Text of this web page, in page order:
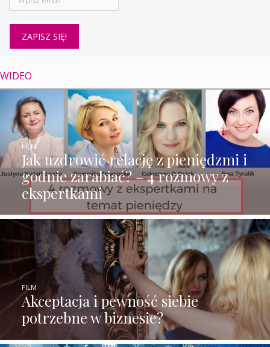
WIDEO
Jak uzdrowić relację z pieniędzmi i
godnie zarabiać? – 4 rozmowy z
ekspertkami
FILM
Akceptacja i pewność siebie
potrzebne w biznesie?
FILM